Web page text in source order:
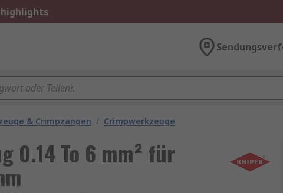
& Crimpzangen / Crimpwerkzeuge
0.14 To 6 mm² für